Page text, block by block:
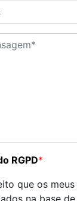
RGPD*
que os